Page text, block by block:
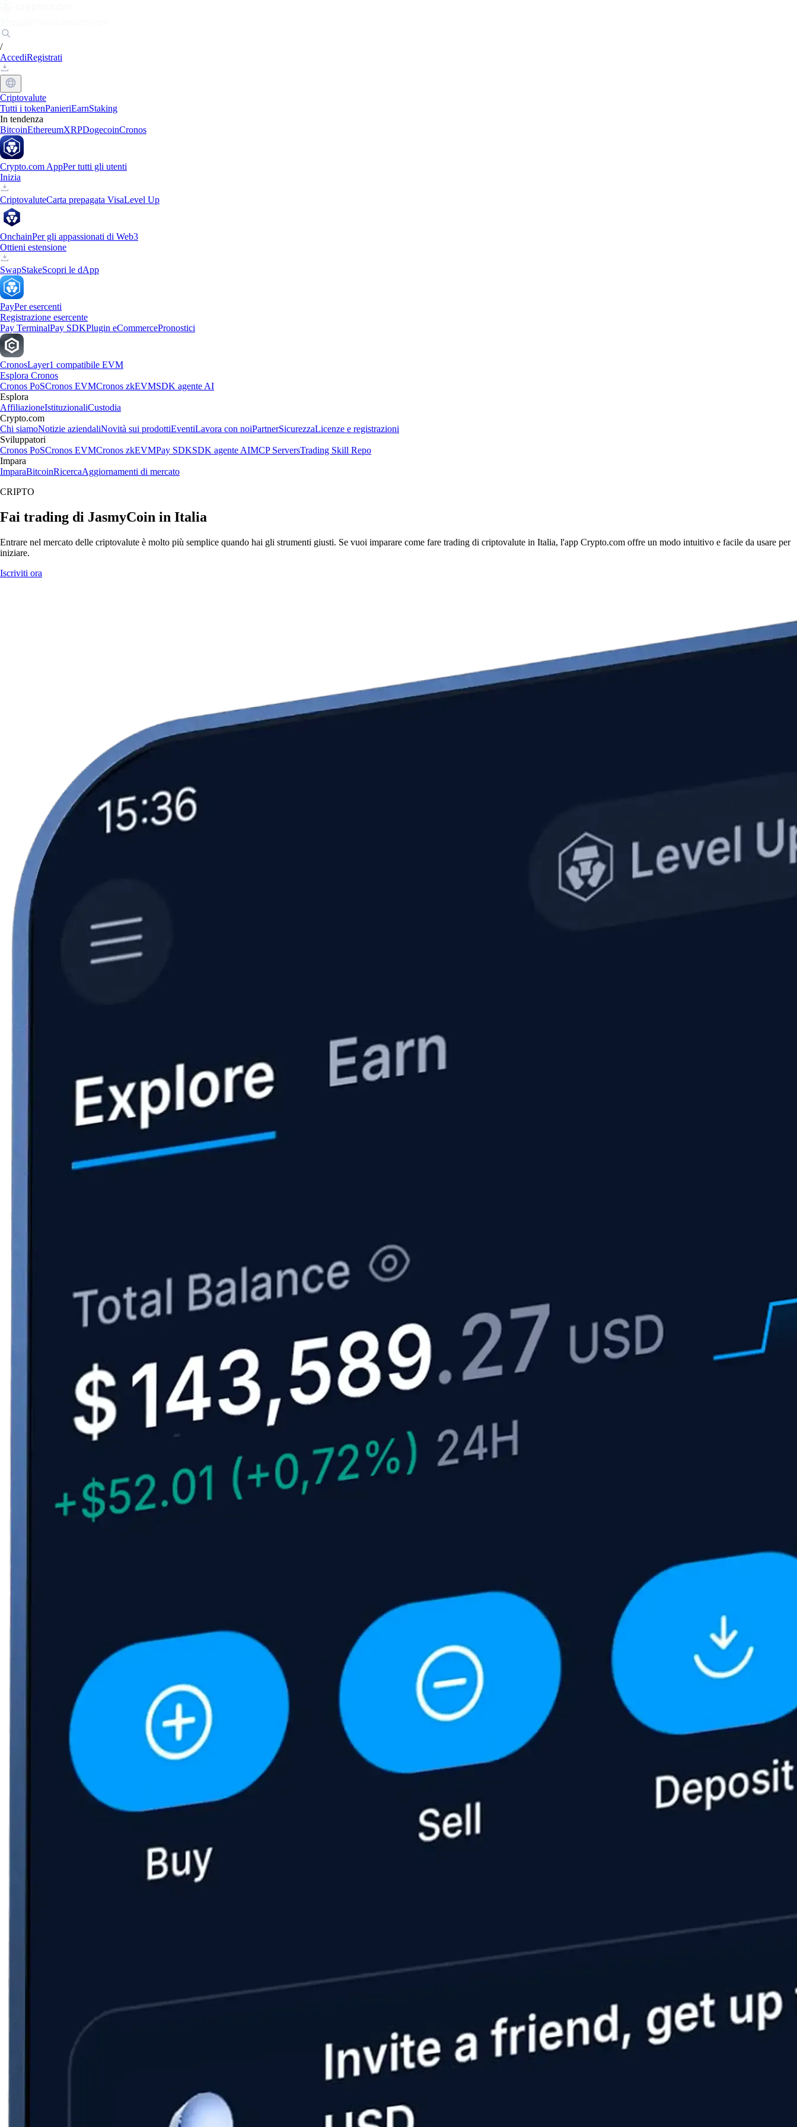
/
AccediRegistrati
Criptovalute
Tutti i tokenPanieriEarnStaking
In tendenza
BitcoinEthereumXRPDogecoinCronos
Crypto.com AppPer tutti gli utenti
Inizia
CriptovaluteCarta prepagata VisaLevel Up
OnchainPer gli appassionati di Web3
Ottieni estensione
SwapStakeScopri le dApp
PayPer esercenti
Registrazione esercente
Pay TerminalPay SDKPlugin eCommercePronostici
CronosLayer1 compatibile EVM
Esplora Cronos
Cronos PoSCronos EVMCronos zkEVMSDK agente AI
Esplora
AffiliazioneIstituzionaliCustodia
Crypto.com
Chi siamoNotizie aziendaliNovità sui prodottiEventiLavora con noiPartnerSicurezzaLicenze e registrazioni
Sviluppatori
Cronos PoSCronos EVMCronos zkEVMPay SDKSDK agente AIMCP ServersTrading Skill Repo
Impara
ImparaBitcoinRicercaAggiornamenti di mercato
CRIPTO
Fai trading di JasmyCoin in Italia
Entrare nel mercato delle criptovalute è molto più semplice quando hai gli strumenti giusti. Se vuoi imparare come fare trading di criptovalute in Italia, l'app Crypto.com offre un modo intuitivo e facile da usare per
iniziare.
Iscriviti ora